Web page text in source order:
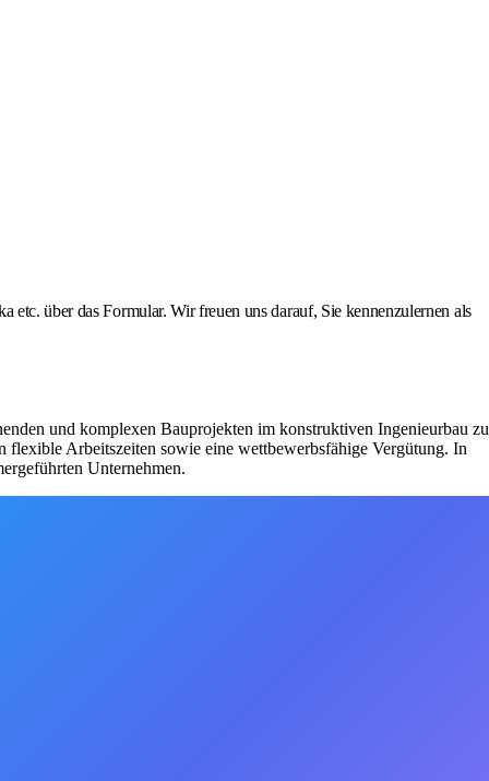
über das Formular. Wir freuen uns darauf, Sie kennenzulernen als
und komplexen Bauprojekten im konstruktiven Ingenieurbau zu
Arbeitszeiten sowie eine wettbewerbsfähige Vergütung. In
Unternehmen.